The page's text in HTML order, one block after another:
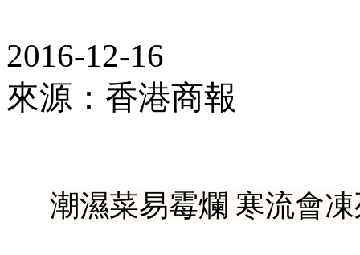
2016-12-16
來源：香港商報
潮濕菜易霉爛 寒流會